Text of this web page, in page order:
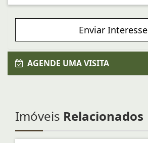
Enviar Interesse
AGENDE UMA VISITA
Imóveis Relacionados